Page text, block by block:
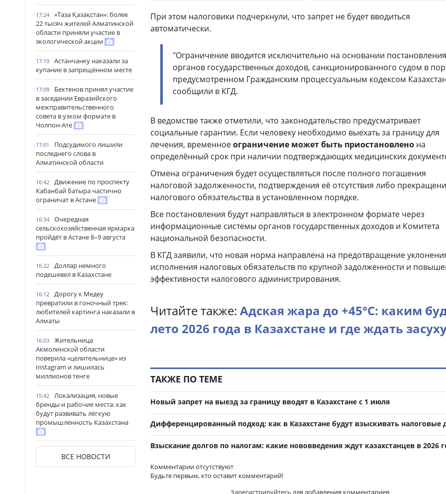
17:24
«Таза Қазақстан»: более
22 тысяч жителей Алматинской
области приняли участие в
экологической акции
17:19
Астанчанку наказали за
купание в запрещённом месте
17:09
Бектенов принял участие
в заседании Евразийского
межправительственного
совета в узком формате в
Чолпон-Ате
17:01
Подсудимого лишили
последнего слова в
Алматинской области
16:42
Движение по проспекту
Кабанбай батыра частично
ограничат в Астане
16:34
Очередная
сельскохозяйственная ярмарка
пройдёт в Астане 8–9 августа
16:22
Доллар немного
подешевел в Казахстане
16:12
Дорогу к Медеу
превратили в гоночный трек:
любителей картинга наказали в
Алматы
16:03
Жительница
Акмолинской области
поверила «целительнице» из
Instagram и лишилась
миллионов тенге
15:42
Локализация, новые
бренды и рабочие места: как
будут развивать лёгкую
промышленность Казахстана
ожидается в Астане, Алматы
и Шымкенте 7–9 августа
ВСЕ НОВОСТИ
При этом налоговики подчеркнули, что запрет не будет вводиться
автоматически.
"Ограничение вводится исключительно на основании постановления
органов государственных доходов, санкционированного судом в
предусмотренном Гражданским процессуальным кодексом
сообщили в КГД.
В ведомстве также отметили, что законодательство предусматривает
социальные гарантии. Если человеку необходимо выехать за границу для
лечения, временноеограничение может быть приостановлено на
определённый срок при наличии подтверждающих медицинских
Отмена ограничения будет осуществляться после полного погашения
налоговой задолженности, подтверждения её отсутствия либо
налогового обязательства в установленном порядке.
Все постановления будут направляться в электронном формате через
информационные системы органов государственных доходов и Комитета
национальной безопасности.
В КГД заявили, что новая норма направлена на предотвращение
исполнения налоговых обязательств по крупной задолженности и
эффективности налогового администрирования.
Читайте также: Адская жара до +45°C: каким
лето 2026 года в Казахстане и где ждать
ТАКЖЕ ПО ТЕМЕ
Новый запрет на выезд за границу вводят в Казахстане с 1 июля
Дифференцированный подход: как в Казахстане будут взыскивать налоговые
Взыскание долгов по налогам: какие нововведения ждут казахстанцев в 2026
Комментарии отсутствуют
Будьте первым, кто оставит комментарий!
Зарегистрируйтесь для добавления комментариев